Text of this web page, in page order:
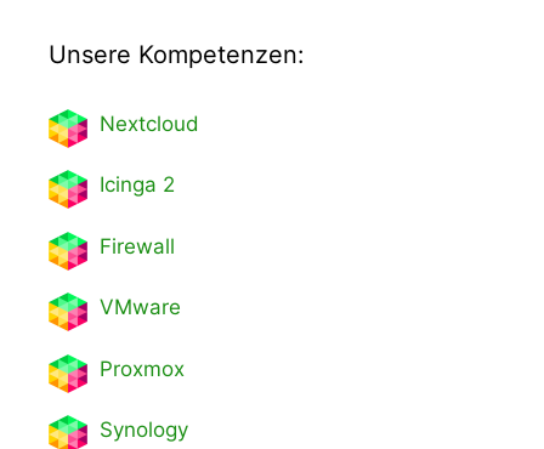
Unsere Kompetenzen:
Nextcloud
Icinga 2
Firewall
VMware
Proxmox
Synology